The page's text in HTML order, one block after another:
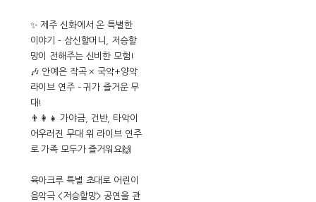
✨ 제주 신화에서 온 특별한
이야기 – 삼신할머니, 저승할
망이 전해주는 신비한 모험!
🎶 안예은 작곡 × 국악+양악
라이브 연주 – 귀가 즐거운 무
대!
👨‍👩‍👧 가야금, 건반, 타악이
어우러진 무대 위 라이브 연주
로 가족 모두가 즐거워요🙌
육아크루 특별 초대로 어린이
음악극 <저승할망> 공연을 관